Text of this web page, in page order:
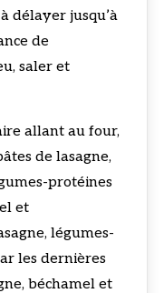
délayer jusqu’à
de
saler et
allant au four,
de lasagne,
protéines
et
légumes-
les dernières
béchamel et